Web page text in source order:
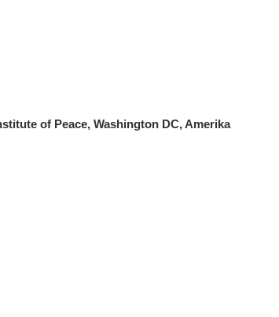
of Peace, Washington DC, Amerika